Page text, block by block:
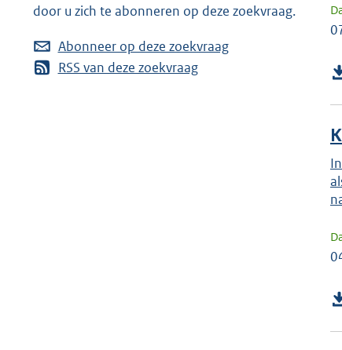
door u zich te abonneren op deze zoekvraag.
Abonneer op deze zoekvraag
RSS van deze zoekvraag